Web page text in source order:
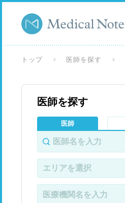
トップ 医師を探す
医師を探す
医師